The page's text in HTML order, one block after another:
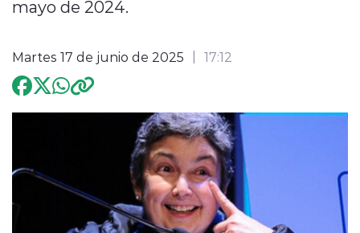
Programación
modo claro
mayo de 2024.
Martes 17 de junio de 2025 17:12